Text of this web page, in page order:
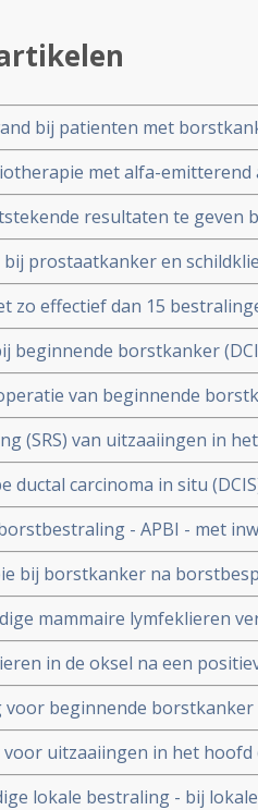
bij patienten met
jaar in vergelijking met
met alfa-
type 2 (SSTR2) bij
resultaten
resultaten te geven
andere vormen van
bij prostaatkanker en
te kunnen zijn, aldus
zo effectief dan 15
onderzoek. copy 1
beginnende borstkanker
een recidief optreed maar
voor vrouwen die alleen
van beginnende
en
cosmetische effecten
(SRS) van uitzaaiingen in
en betere kwaliteit van
ductal carcinoma in situ
hormoontherapie. Maar ook
brengen blijkt uit
- APBI - met
en iets meer kans op
borst(WBI) na
bij borstkanker na
borstkankerpatienten,
mammaire lymfeklieren
minder uitzaaiingen bij
in de oksel na een
problemen in
gelijke overlevingskansen
beginnende
uitzaaiingen in het
langere levensduur en
is effect zeer hoog.
lokale bestraling - bij